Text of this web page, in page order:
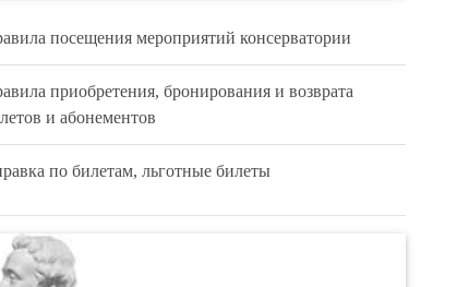
посещения мероприятий консерватории
приобретения, бронирования и возврата
и абонементов
по билетам, льготные билеты